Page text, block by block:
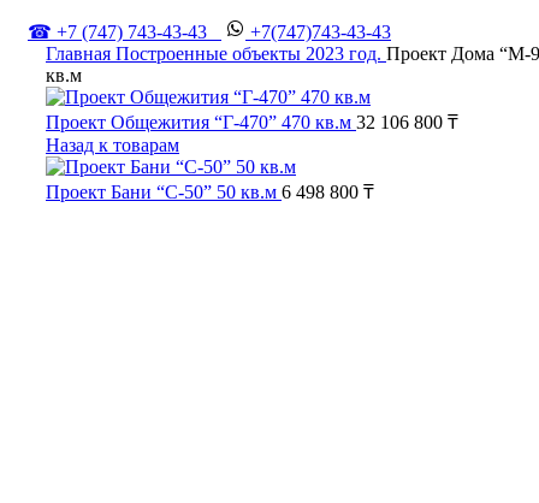
☎ +7 (747) 743-43-43
+7(747)743-43-43
Главная Построенные объекты 2023 год. Проект Дома “М-
кв.м
Проект Общежития “Г-470” 470 кв.м 32 106 800 ₸
Назад к товарам
Проект Бани “С-50” 50 кв.м 6 498 800 ₸